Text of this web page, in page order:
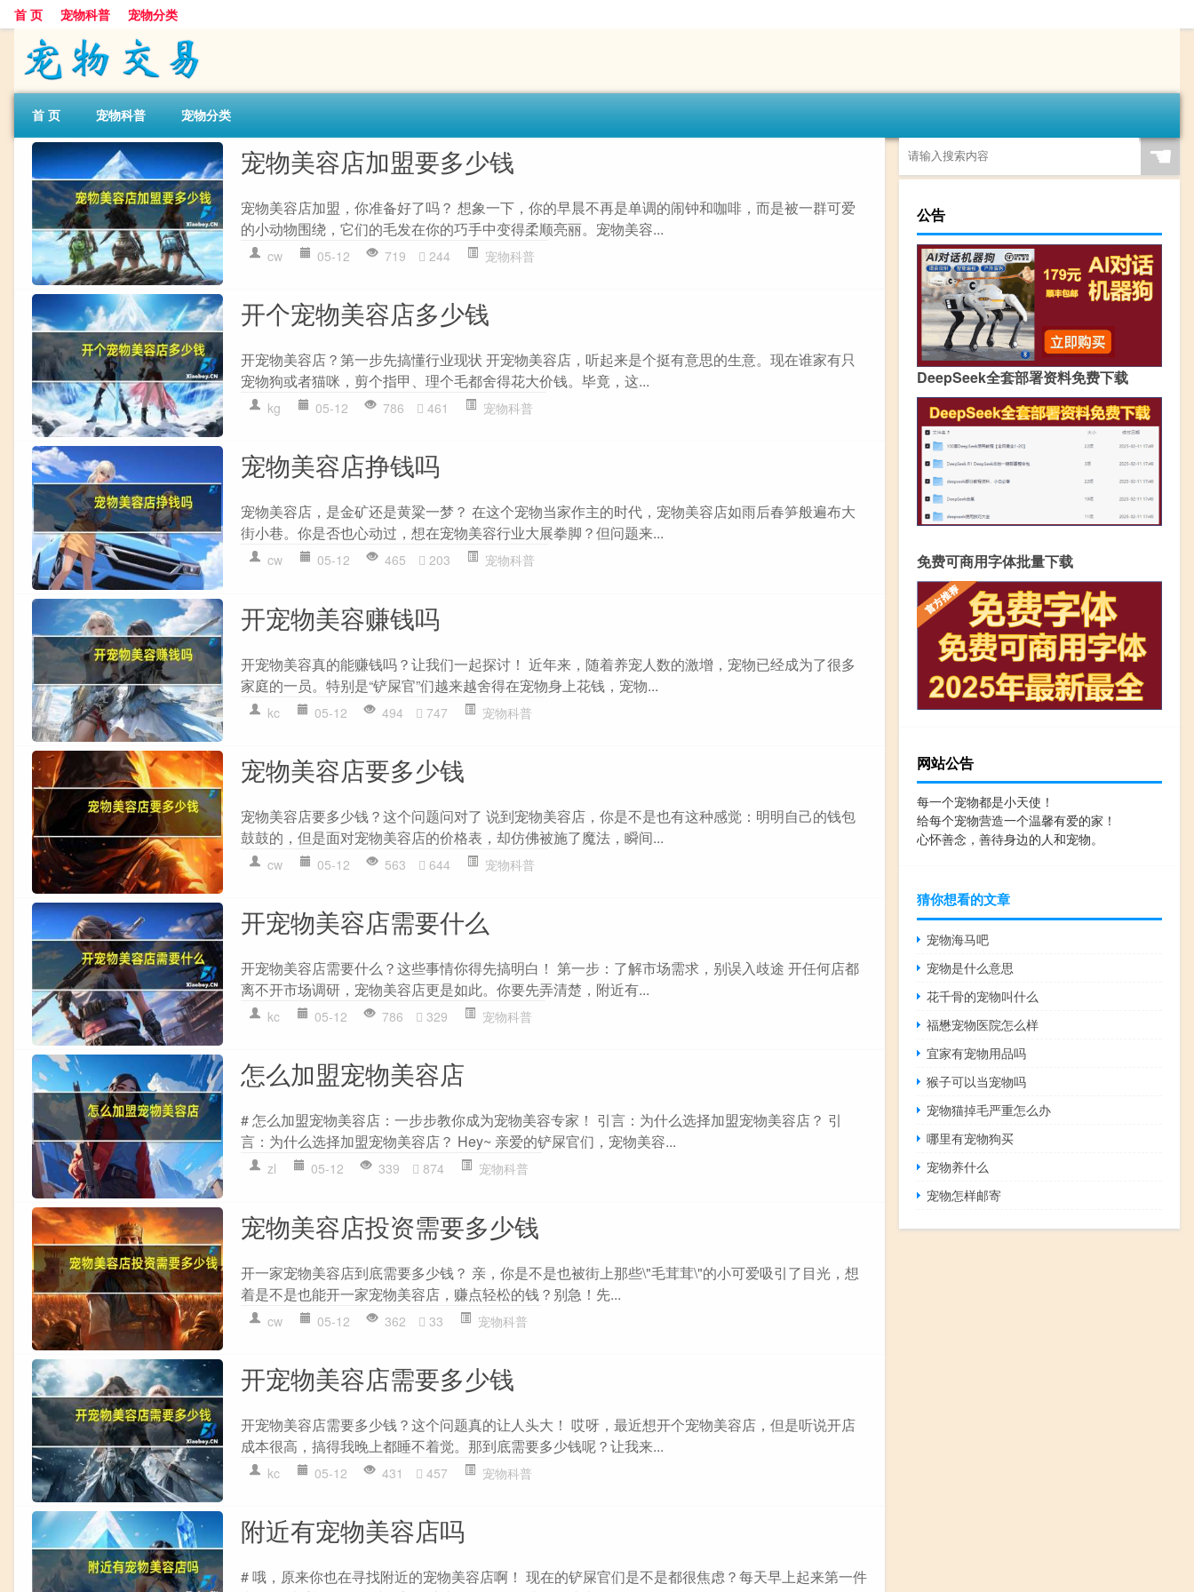
首 页 宠物科普 宠物分类
首 页 宠物科普 宠物分类
宠物美容店加盟要多少钱
宠物美容店加盟，你准备好了吗？ 想象一下，你的早晨不再是单调的闹钟和咖啡，而是被一群可爱
的小动物围绕，它们的毛发在你的巧手中变得柔顺亮丽。宠物美容...
cw 05-12 719 244 宠物科普
开个宠物美容店多少钱
开宠物美容店？第一步先搞懂行业现状 开宠物美容店，听起来是个挺有意思的生意。现在谁家有只
宠物狗或者猫咪，剪个指甲、理个毛都舍得花大价钱。毕竟，这...
kg 05-12 786 461 宠物科普
宠物美容店挣钱吗
宠物美容店，是金矿还是黄粱一梦？ 在这个宠物当家作主的时代，宠物美容店如雨后春笋般遍布大
街小巷。你是否也心动过，想在宠物美容行业大展拳脚？但问题来...
cw 05-12 465 203 宠物科普
开宠物美容赚钱吗
开宠物美容真的能赚钱吗？让我们一起探讨！ 近年来，随着养宠人数的激增，宠物已经成为了很多
家庭的一员。特别是“铲屎官”们越来越舍得在宠物身上花钱，宠物...
kc 05-12 494 747 宠物科普
宠物美容店要多少钱
宠物美容店要多少钱？这个问题问对了 说到宠物美容店，你是不是也有这种感觉：明明自己的钱包
鼓鼓的，但是面对宠物美容店的价格表，却仿佛被施了魔法，瞬间...
cw 05-12 563 644 宠物科普
开宠物美容店需要什么
开宠物美容店需要什么？这些事情你得先搞明白！ 第一步：了解市场需求，别误入歧途 开任何店都
离不开市场调研，宠物美容店更是如此。你要先弄清楚，附近有...
kc 05-12 786 329 宠物科普
怎么加盟宠物美容店
# 怎么加盟宠物美容店：一步步教你成为宠物美容专家！ 引言：为什么选择加盟宠物美容店？ 引
言：为什么选择加盟宠物美容店？ Hey~ 亲爱的铲屎官们，宠物美容...
zl 05-12 339 874 宠物科普
宠物美容店投资需要多少钱
开一家宠物美容店到底需要多少钱？ 亲，你是不是也被街上那些\"毛茸茸\"的小可爱吸引了目光，想
着是不是也能开一家宠物美容店，赚点轻松的钱？别急！先...
cw 05-12 362 33 宠物科普
开宠物美容店需要多少钱
开宠物美容店需要多少钱？这个问题真的让人头大！ 哎呀，最近想开个宠物美容店，但是听说开店
成本很高，搞得我晚上都睡不着觉。那到底需要多少钱呢？让我来...
kc 05-12 431 457 宠物科普
附近有宠物美容店吗
# 哦，原来你也在寻找附近的宠物美容店啊！ 现在的铲屎官们是不是都很焦虑？每天早上起来第一件
☚
公告
DeepSeek全套部署资料免费下载
免费可商用字体批量下载
网站公告
每一个宠物都是小天使！
给每个宠物营造一个温馨有爱的家！
心怀善念，善待身边的人和宠物。
猜你想看的文章
宠物海马吧
宠物是什么意思
花千骨的宠物叫什么
福懋宠物医院怎么样
宜家有宠物用品吗
猴子可以当宠物吗
宠物猫掉毛严重怎么办
哪里有宠物狗买
宠物养什么
宠物怎样邮寄